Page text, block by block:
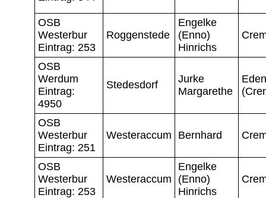
OSB
Westerbur
Eintrag: 253
Roggenstede
Engelke
(Enno)
Hinrichs
OSB
Werdum
Eintrag:
4950
Stedesdorf
Jurke
Margarethe
Eden
OSB
Westerbur
Eintrag: 251
Westeraccum Bernhard
OSB
Westerbur
Eintrag: 253
Westeraccum
Engelke
(Enno)
Hinrichs